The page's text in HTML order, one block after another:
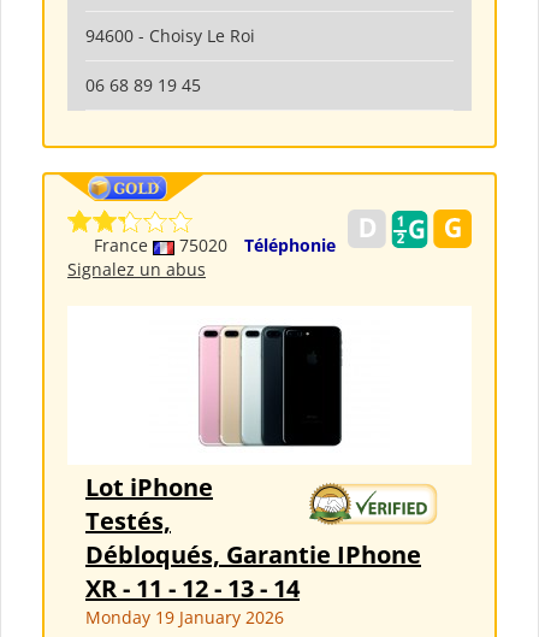
94600 - Choisy Le Roi
06 68 89 19 45
France 75020
Téléphonie
Signalez un abus
Lot iPhone
Testés,
Débloqués, Garantie IPhone
XR - 11 - 12 - 13 - 14
Monday 19 January 2026